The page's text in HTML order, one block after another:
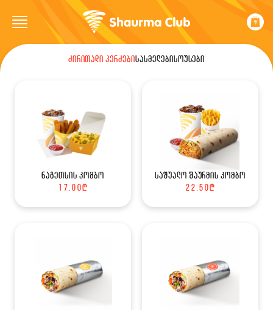
ძირითადი კერძებისასმელებისოუსები
ნაგეთსის კომბო
17.00₾
საშუალო შაურმის კომბო
22.50₾